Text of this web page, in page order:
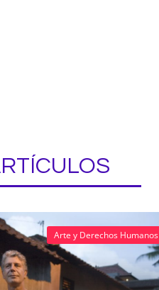
Arte y Derechos Humanos